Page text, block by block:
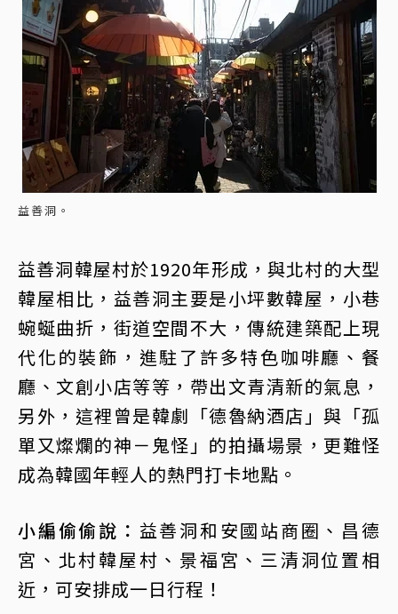
益善洞。
益善洞韓屋村於1920年形成，與北村的大型
韓屋相比，益善洞主要是小坪數韓屋，小巷
蜿蜒曲折，街道空間不大，傳統建築配上現
代化的裝飾，進駐了許多特色咖啡廳、餐
廳、文創小店等等，帶出文青清新的氣息，
另外，這裡曾是韓劇「德魯納酒店」與「孤
單又燦爛的神－鬼怪」的拍攝場景，更難怪
成為韓國年輕人的熱門打卡地點。
小編偷偷說： 益善洞和安國站商圈、昌德
宮、北村韓屋村、景福宮、三清洞位置相
近，可安排成一日行程！